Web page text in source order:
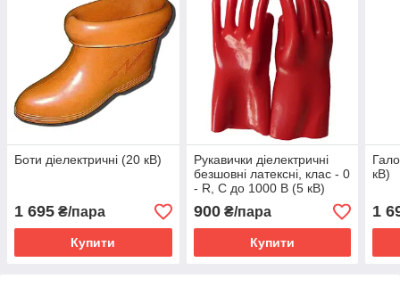
Боти діелектричні (20 кВ)
1 695 ₴/пара
Купити
Рукавички діелектричні
безшовні латексні, клас - 0
- R, C до 1000 В (5 кВ)
900₴/пара
Купити
кВ)
1